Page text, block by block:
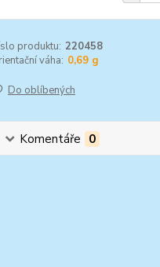
produktu: 220458
váha: 0,69 g
Do oblíbených
Komentáře 0